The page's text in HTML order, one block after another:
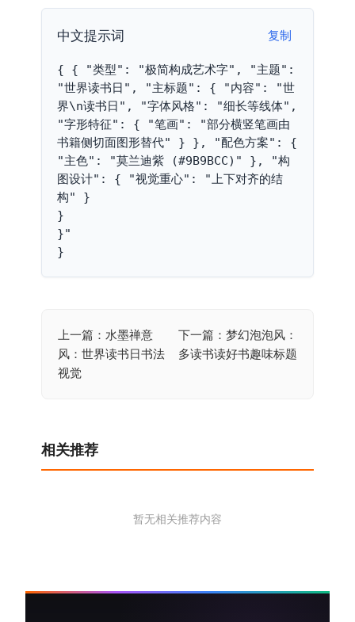
中文提示词 复制
{ { "类型": "极简构成艺术字", "主题":
"世界读书日", "主标题": { "内容": "世
界\n读书日", "字体风格": "细长等线体",
"字形特征": { "笔画": "部分横竖笔画由
书籍侧切面图形替代" } }, "配色方案": {
"主色": "莫兰迪紫 (#9B9BCC)" }, "构
图设计": { "视觉重心": "上下对齐的结
构" }
}
}"
}
文
章
上一篇：水墨禅意
风：世界读书日书法
视觉
下一篇：梦幻泡泡风：
多读书读好书趣味标题
相关推荐
暂无相关推荐内容